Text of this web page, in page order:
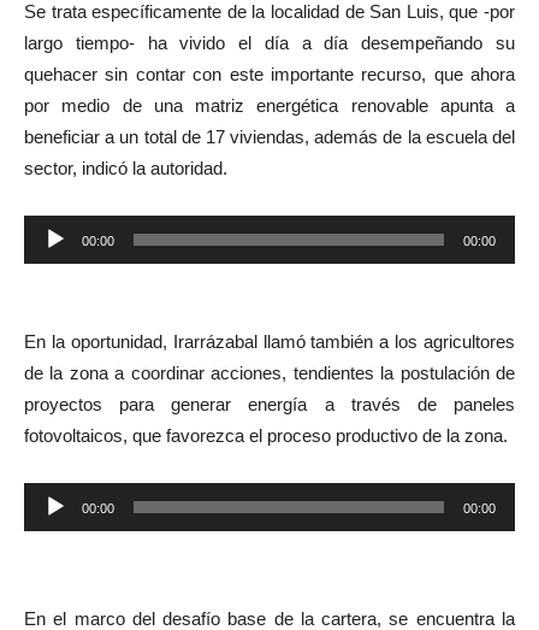
Se trata específicamente de la localidad de San Luis, que -por
largo tiempo- ha vivido el día a día desempeñando su
quehacer sin contar con este importante recurso, que ahora
por medio de una matriz energética renovable apunta a
beneficiar a un total de 17 viviendas, además de la escuela del
sector, indicó la autoridad.
Reproductor
de
00:00 00:00
En la oportunidad, Irarrázabal llamó también a los agricultores
de la zona a coordinar acciones, tendientes la postulación de
proyectos para generar energía a través de paneles
fotovoltaicos, que favorezca el proceso productivo de la zona.
Reproductor
de
00:00 00:00
En el marco del desafío base de la cartera, se encuentra la